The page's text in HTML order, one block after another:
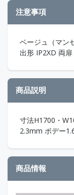
注意事項
ベージュ（マン
出形 IP2XD 両
商品説明
寸法H1700・
2.3mm ボデー
商品情報